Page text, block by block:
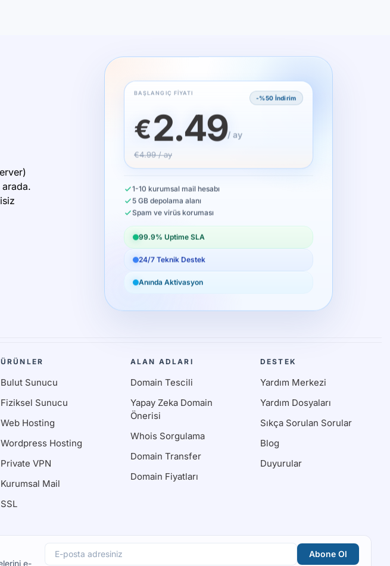
BAŞLANGIÇ FIYATI
-%50 İndirim
€2.49/ ay
€4.99 / ay
1-10 kurumsal mail hesabı
5 GB depolama alanı
Spam ve virüs koruması
99.9% Uptime SLA
24/7 Teknik Destek
Anında Aktivasyon
ÜRÜNLER
Bulut Sunucu
Fiziksel Sunucu
Web Hosting
Wordpress Hosting
Private VPN
Kurumsal Mail
SSL
ALAN ADLARI
Domain Tescili
Yapay Zeka Domain
Önerisi
Whois Sorgulama
Domain Transfer
Domain Fiyatları
DESTEK
Yardım Merkezi
Yardım Dosyaları
Sıkça Sorulan Sorular
Blog
Duyurular
e- E-posta adresiniz
Abone Ol